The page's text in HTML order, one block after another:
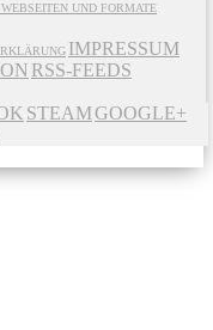
UND FORMATE
IMPRESSUM
RSS-FEEDS
STEAMGOOGLE+